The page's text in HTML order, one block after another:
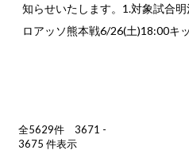
知らせいたします。1.対象試合
ロアッソ熊本戦6/26(土)18:00キ
全5629件 3671 -
3675 件表示